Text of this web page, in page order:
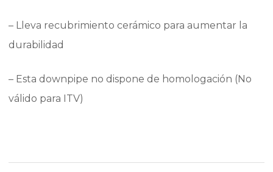
– Lleva recubrimiento cerámico para aumentar la
durabilidad
– Esta downpipe no dispone de homologación (No
válido para ITV)